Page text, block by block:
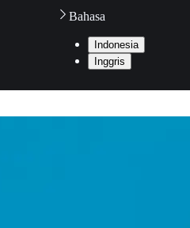
Bahasa
Indonesia
Inggris